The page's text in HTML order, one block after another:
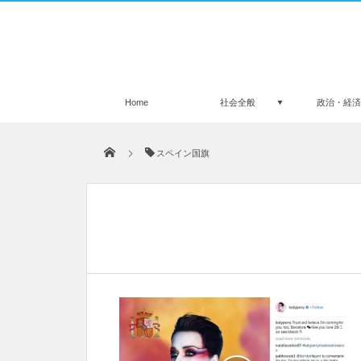
Home 社会全般 政治・経済
スペイン国旗